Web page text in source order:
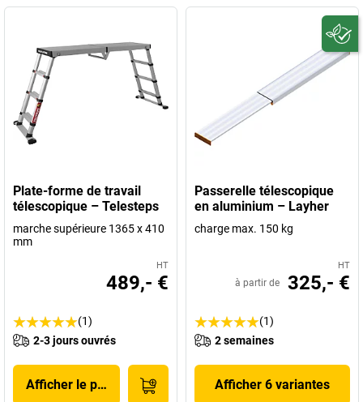
Plate-forme de travail
télescopique – Telesteps
marche supérieure 1365 x 410
mm
HT
489,- €
(1)
2-3 jours ouvrés
Afficher le produit
Passerelle télescopique
en aluminium – Layher
charge max. 150 kg
HT
à partir de 325,- €
(1)
2 semaines
Afficher 6 variantes